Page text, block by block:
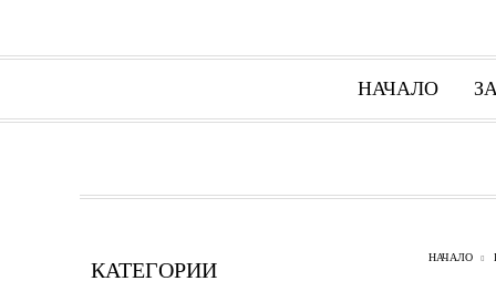
НАЧАЛО
КАТЕГОРИИ
НАЧАЛО